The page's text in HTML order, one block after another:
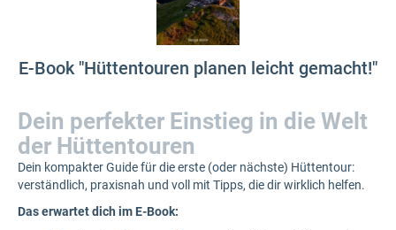
E-Book "Hüttentouren planen leicht gemacht!"
Dein perfekter Einstieg in die Welt
der Hüttentouren
Dein kompakter Guide für die erste (oder nächste) Hüttentour:
verständlich, praxisnah und voll mit Tipps, die dir wirklich helfen.
Das erwartet dich im E-Book: